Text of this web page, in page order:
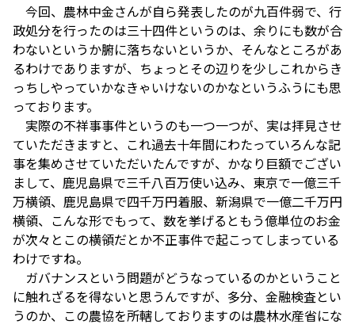
今回、農林中金さんが自ら発表したのが九百件弱で、行
政処分を行ったのは三十四件というのは、余りにも数が合
わないというか腑に落ちないというか、そんなところがあ
るわけでありますが、ちょっとその辺りを少しこれからき
っちしやっていかなきゃいけないのかなというふうにも思
っております。
実際の不祥事事件というのも一つ一つが、実は拝見させ
ていただきますと、これ過去十年間にわたっていろんな記
事を集めさせていただいたんですが、かなり巨額でござい
まして、鹿児島県で三千八百万使い込み、東京で一億三千
万横領、鹿児島県で四千万円着服、新潟県で一億二千万円
横領、こんな形でもって、数を挙げるともう億単位のお金
が次々とこの横領だとか不正事件で起こってしまっている
わけですね。
ガバナンスという問題がどうなっているのかということ
に触れざるを得ないと思うんですが、多分、金融検査とい
うのか、この農協を所轄しておりますのは農林水産省にな